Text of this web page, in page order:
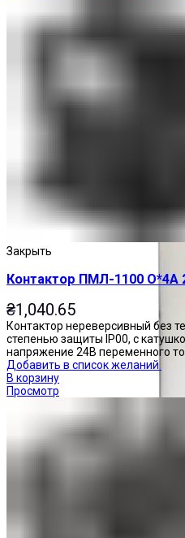
Закрыть
Контактор ПМЛ-1100 О*4А
₴1,040.65
Контактор нереверсивный без
степенью защиты IP00, с
напряжение 24В переменного
Добавить в список желаний
В корзину
Просмотр